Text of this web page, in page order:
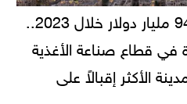
حجم استثمارات يصل لـ 94 مليار دولار خلال 2023..
في قطاع صناعة الأغذية
الأكثر إقبالاً على